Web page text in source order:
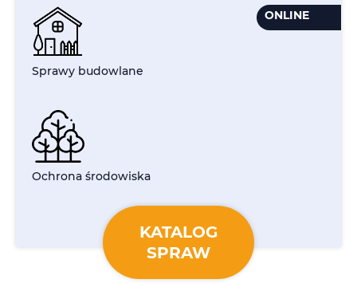
ONLINE
Sprawy budowlane
Ochrona środowiska
KATALOG
SPRAW